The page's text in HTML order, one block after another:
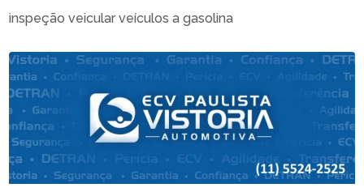
inspeção veicular veículos a gasolina